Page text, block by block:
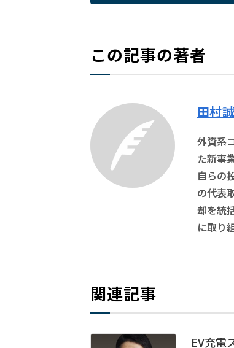
この記事の著者
田村
外資系
た新事
自らの
の代表
却を統
に取り
関連記事
EV充電